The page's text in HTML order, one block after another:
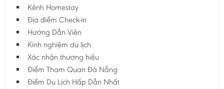
Hà Tĩnh
Hà Tây
Hòa Bình
Hậu Giang
Hải Dương
Hải Phòng
Kênh Homestay
Địa điểm Check-in
Hướng Dẫn Viên
Kinh nghiệm du lịch
Xác nhận thương hiệu
Điểm Tham Quan Đà Nẵng
Điểm Du Lịch Hấp Dẫn Nhất